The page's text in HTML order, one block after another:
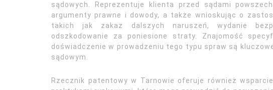
sądowych. Reprezentuje klienta przed sądami
argumenty prawne i dowody, a także wnioskując o
takich jak zakaz dalszych naruszeń, wydanie
odszkodowanie za poniesione straty. Znajomość
doświadczenie w prowadzeniu tego typu spraw są
sądowym.
Rzecznik patentowy w Tarnowie oferuje również